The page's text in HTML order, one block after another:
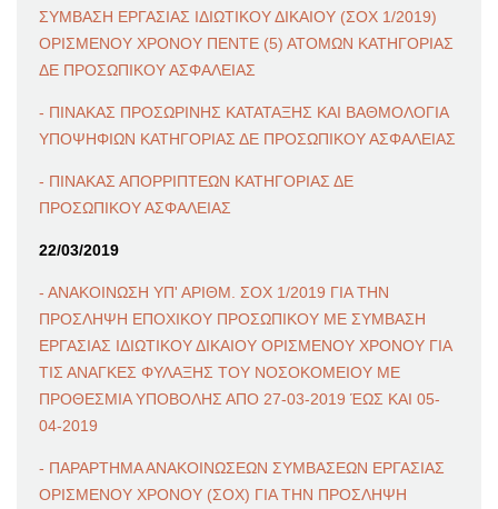
ΣΥΜΒΑΣΗ ΕΡΓΑΣΙΑΣ ΙΔΙΩΤΙΚΟΥ ΔΙΚΑΙΟΥ (ΣΟΧ 1/2019)
ΟΡΙΣΜΕΝΟΥ ΧΡΟΝΟΥ ΠΕΝΤΕ (5) ΑΤΟΜΩΝ ΚΑΤΗΓΟΡΙΑΣ
ΔΕ ΠΡΟΣΩΠΙΚΟΥ ΑΣΦΑΛΕΙΑΣ
- ΠΙΝΑΚΑΣ ΠΡΟΣΩΡΙΝΗΣ ΚΑΤΑΤΑΞΗΣ ΚΑΙ ΒΑΘΜΟΛΟΓΙΑ
ΥΠΟΨΗΦΙΩΝ ΚΑΤΗΓΟΡΙΑΣ ΔΕ ΠΡΟΣΩΠΙΚΟΥ ΑΣΦΑΛΕΙΑΣ
- ΠΙΝΑΚΑΣ ΑΠΟΡΡΙΠΤΕΩΝ ΚΑΤΗΓΟΡΙΑΣ ΔΕ
ΠΡΟΣΩΠΙΚΟΥ ΑΣΦΑΛΕΙΑΣ
22/03/2019
- ΑΝΑΚΟΙΝΩΣΗ ΥΠ' ΑΡΙΘΜ. ΣΟΧ 1/2019 ΓΙΑ ΤΗΝ
ΠΡΟΣΛΗΨΗ ΕΠΟΧΙΚΟΥ ΠΡΟΣΩΠΙΚΟΥ ΜΕ ΣΥΜΒΑΣΗ
ΕΡΓΑΣΙΑΣ ΙΔΙΩΤΙΚΟΥ ΔΙΚΑΙΟΥ ΟΡΙΣΜΕΝΟΥ ΧΡΟΝΟΥ ΓΙΑ
ΤΙΣ ΑΝΑΓΚΕΣ ΦΥΛΑΞΗΣ ΤΟΥ ΝΟΣΟΚΟΜΕΙΟΥ ΜΕ
ΠΡΟΘΕΣΜΙΑ ΥΠΟΒΟΛΗΣ ΑΠΟ 27-03-2019 ΈΩΣ ΚΑΙ 05-
04-2019
- ΠΑΡΑΡΤΗΜΑ ΑΝΑΚΟΙΝΩΣΕΩΝ ΣΥΜΒΑΣΕΩΝ ΕΡΓΑΣΙΑΣ
ΟΡΙΣΜΕΝΟΥ ΧΡΟΝΟΥ (ΣΟΧ) ΓΙΑ ΤΗΝ ΠΡΟΣΛΗΨΗ